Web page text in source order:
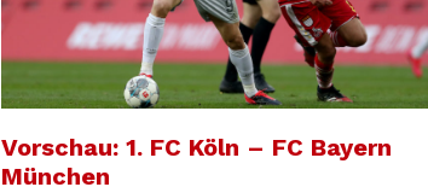
Vorschau: 1. FC Köln – FC Bayern
München